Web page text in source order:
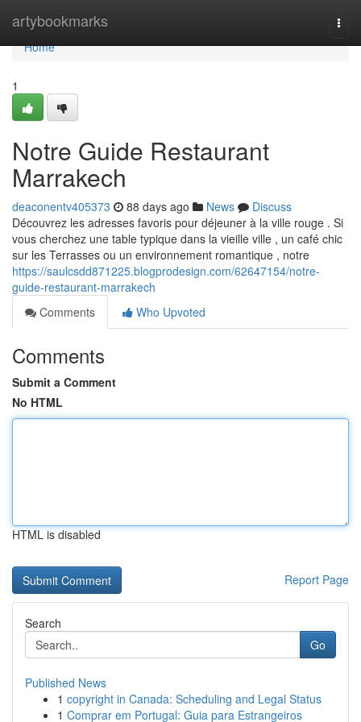
artybookmarks
Home
Home
1
Notre Guide Restaurant
Marrakech
deaconentv405373 88 days ago News
Discuss
Découvrez les adresses favoris pour déjeuner à la ville rouge . Si
vous cherchez une table typique dans la vieille ville , un café chic
sur les Terrasses ou un environnement romantique , notre
https://saulcsdd871225.blogprodesign.com/62647154/notre-
guide-restaurant-marrakech
Comments
Who Upvoted
Comments
Submit a Comment
No HTML
HTML is disabled
Report Page
Search
Go
Published News
1 copyright in Canada: Scheduling and Legal Status
1 Comprar em Portugal: Guia para Estrangeiros